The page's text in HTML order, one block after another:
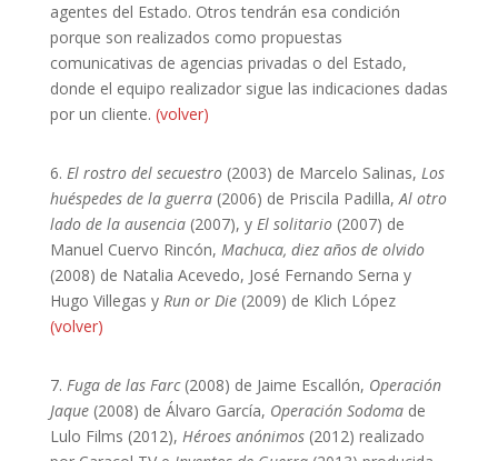
agentes del Estado. Otros tendrán esa condición
porque son realizados como propuestas
comunicativas de agencias privadas o del Estado,
donde el equipo realizador sigue las indicaciones dadas
por un cliente. (volver)
6. El rostro del secuestro(2003) de Marcelo Salinas, Los
huéspedes de la guerra(2006) de Priscila Padilla,Al otro
lado de la ausencia(2007), y El solitario(2007) de
Manuel Cuervo Rincón, Machuca, diez años de olvido
(2008) de Natalia Acevedo, José Fernando Serna y
Hugo Villegas y Run or Die(2009) de Klich López
(volver)
7. Fuga de las Farc(2008) de Jaime Escallón, Operación
Jaque(2008) de Álvaro García, Operación Sodomade
Lulo Films (2012), Héroes anónimos(2012) realizado